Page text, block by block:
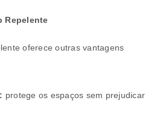
Repelente
oferece outras vantagens
protege os espaços sem prejudicar